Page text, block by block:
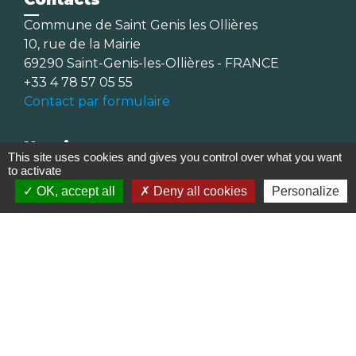
Commune de Saint Genis les Ollières
10, rue de la Mairie
69290 Saint-Genis-les-Ollières - FRANCE
+33 4 78 57 05 55
Contact par formulaire
Horaires
Lundi, mardi, jeudi et vendredi :
08h30-12h00 et 13h30-17h00
Mercredi : 08h30-12h00
This site uses cookies and gives you control over what you want
to activate
OK, accept all
Deny all cookies Personalize